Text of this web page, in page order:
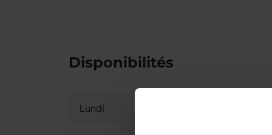
Disponibilités
Lundi